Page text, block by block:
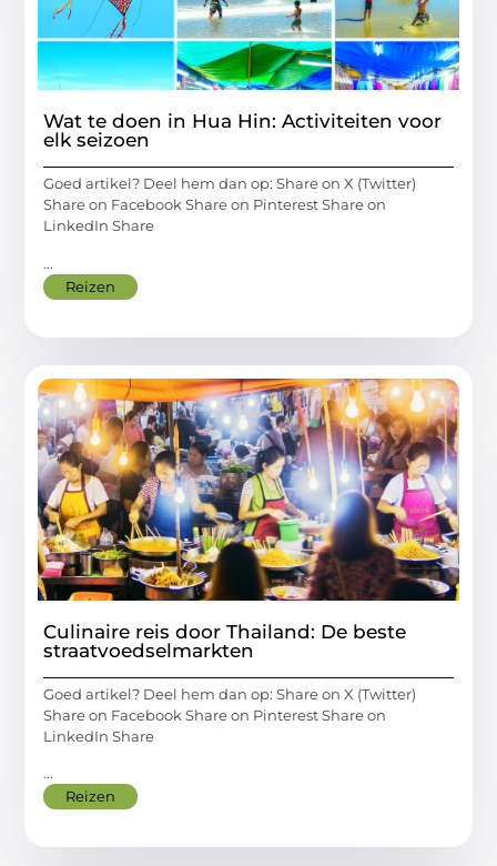
Wat te doen in Hua Hin: Activiteiten voor
elk seizoen
Goed artikel? Deel hem dan op: Share on X (Twitter)
Share on Facebook Share on Pinterest Share on
LinkedIn Share
...
Reizen
Culinaire reis door Thailand: De beste
straatvoedselmarkten
Goed artikel? Deel hem dan op: Share on X (Twitter)
Share on Facebook Share on Pinterest Share on
LinkedIn Share
...
Reizen